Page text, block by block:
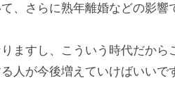
、さらに熟年離婚などの影響
ますし、こういう時代だから
人が今後増えていけばいいで